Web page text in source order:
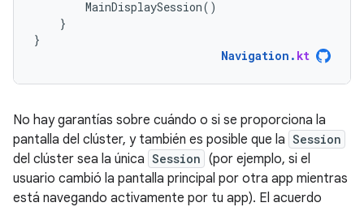
MainDisplaySession()
}
}
Navigation . kt
No hay garantías sobre cuándo o si se proporciona la
pantalla del clúster, y también es posible que la Session
del clúster sea la única Session (por ejemplo, si el
usuario cambió la pantalla principal por otra app mientras
está navegando activamente por tu app). El acuerdo